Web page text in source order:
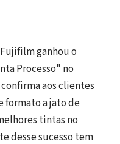
ganhou o
Processo" no
aos clientes
formato a jato de
tintas no
desse sucesso tem